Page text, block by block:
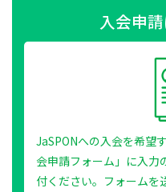
入会申
JaSPONへの入会を希望
会申請フォーム」に入力
付ください。フォームを